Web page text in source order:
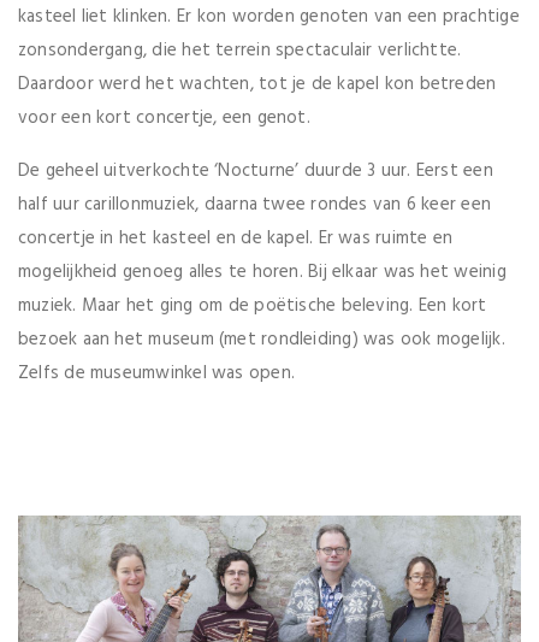
kasteel liet klinken. Er kon worden genoten van een prachtige
zonsondergang, die het terrein spectaculair verlichtte.
Daardoor werd het wachten, tot je de kapel kon betreden
voor een kort concertje, een genot.
De geheel uitverkochte ‘Nocturne’ duurde 3 uur. Eerst een
half uur carillonmuziek, daarna twee rondes van 6 keer een
concertje in het kasteel en de kapel. Er was ruimte en
mogelijkheid genoeg alles te horen. Bij elkaar was het weinig
muziek. Maar het ging om de poëtische beleving. Een kort
bezoek aan het museum (met rondleiding) was ook mogelijk.
Zelfs de museumwinkel was open.